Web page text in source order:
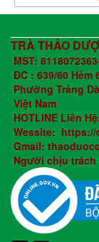
TRÀ THẢO
MST:
ĐC : 639/60
Phường Trảng
Việt Nam
HOTLINE Liên
Wessite: https://
Gmail:
Người chịu trách